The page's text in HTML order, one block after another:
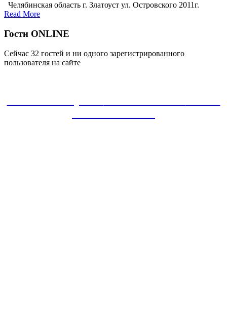
Челябинская область г. Златоуст ул. Островского 2011г.
Read More
Гости ONLINE
Сейчас 32 гостей и ни одного зарегистрированного
пользователя на сайте